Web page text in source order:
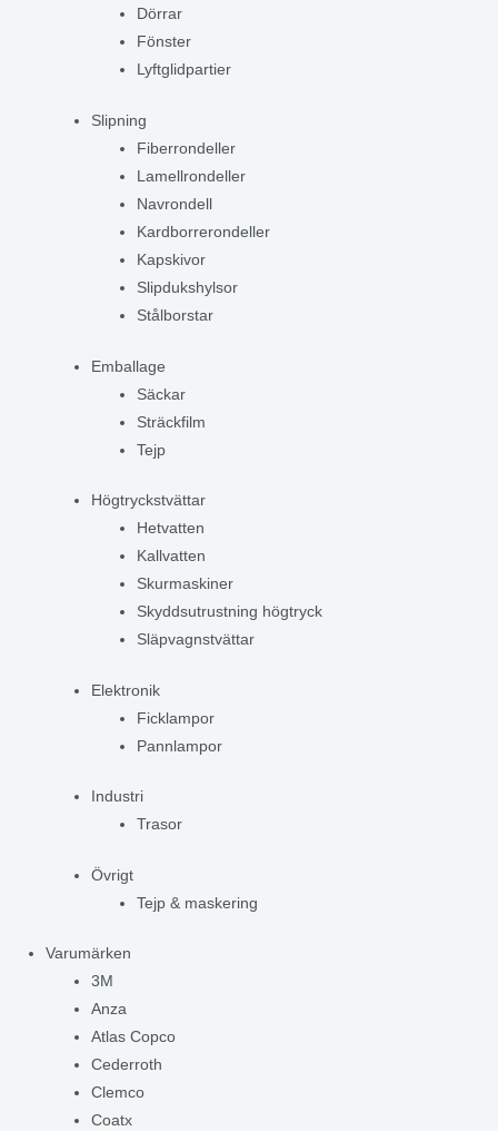
Dörrar
Fönster
Lyftglidpartier
Slipning
Fiberrondeller
Lamellrondeller
Navrondell
Kardborrerondeller
Kapskivor
Slipdukshylsor
Stålborstar
Emballage
Säckar
Sträckfilm
Tejp
Högtryckstvättar
Hetvatten
Kallvatten
Skurmaskiner
Skyddsutrustning högtryck
Släpvagnstvättar
Elektronik
Ficklampor
Pannlampor
Industri
Trasor
Övrigt
Tejp & maskering
Varumärken
3M
Anza
Atlas Copco
Cederroth
Clemco
Coatx